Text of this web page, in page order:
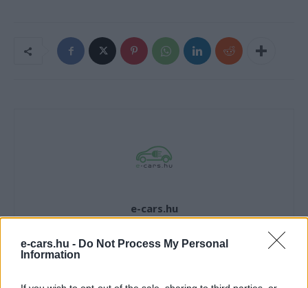
e-cars.hu - Do Not Process My Personal
Information
e-cars.hu
Érdekelnek a legfrissebb hírek az e-autók világából, vagy
foglalkoztatnak a legújabb fejlesztések az elektromosság és a